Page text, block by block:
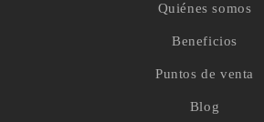
Quiénes somos
Beneficios
Puntos de venta
Blog